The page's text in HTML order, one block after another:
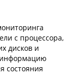
с процессора,
дисков и
состояния